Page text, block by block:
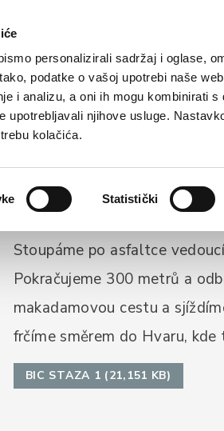
personalizirali sadržaj i oglase,
podatke o vašoj upotrebi naše
i analizu, a oni ih mogu kombinirati
upotrebljavali njihove usluge.
kolačića.
Statistički
nabídka
AKTIVNÍ TURISTIKA
Stoupáme po asfaltce
Pokračujeme 300 metrů a
makadamovou cestu a
frčíme směrem do Hvaru,
BIC STAZA 1 (21,151 KB)